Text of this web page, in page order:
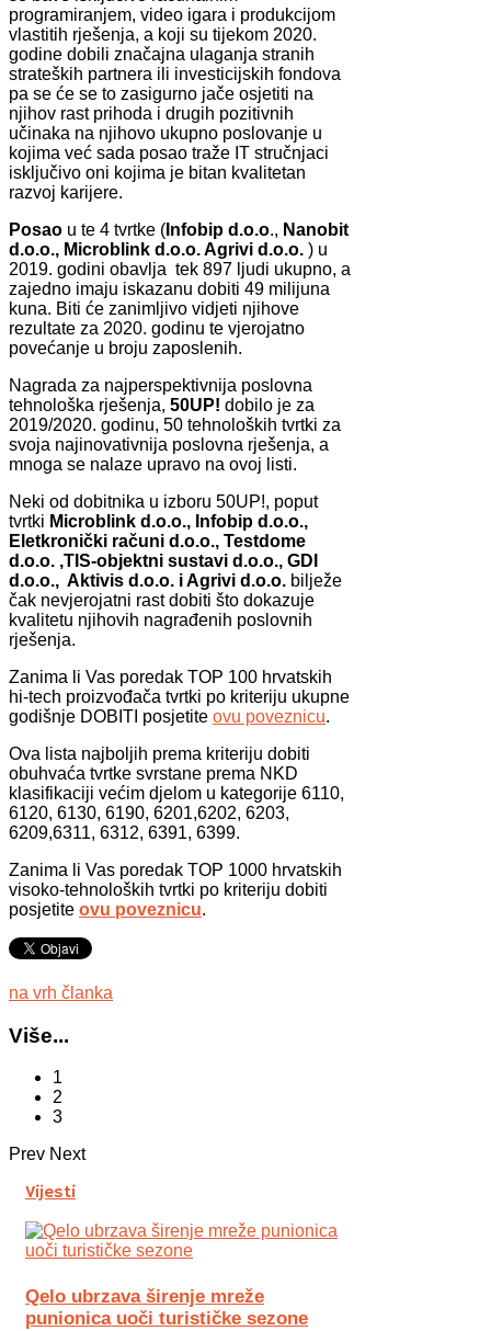
programiranjem, video igara i produkcijom
vlastitih rješenja, a koji su tijekom 2020.
godine dobili značajna ulaganja stranih
strateških partnera ili investicijskih fondova
pa se će se to zasigurno jače osjetiti na
njihov rast prihoda i drugih pozitivnih
učinaka na njihovo ukupno poslovanje u
kojima već sada posao traže IT stručnjaci
isključivo oni kojima je bitan kvalitetan
razvoj karijere.
Posao u te 4 tvrtke ( Infobip d.o.o., Nanobit
d.o.o., Microblink d.o.o. Agrivi d.o.o. ) u
2019. godini obavlja tek 897 ljudi ukupno, a
zajedno imaju iskazanu dobiti 49 milijuna
kuna. Biti će zanimljivo vidjeti njihove
rezultate za 2020. godinu te vjerojatno
povećanje u broju zaposlenih.
Nagrada za najperspektivnija poslovna
tehnološka rješenja, 50UP! dobilo je za
2019/2020. godinu, 50 tehnoloških tvrtki za
svoja najinovativnija poslovna rješenja, a
mnoga se nalaze upravo na ovoj listi.
Neki od dobitnika u izboru 50UP!, poput
tvrtki Microblink d.o.o., Infobip d.o.o.,
Eletkronički računi d.o.o., Testdome
d.o.o. ,TIS-objektni sustavi d.o.o., GDI
d.o.o., Aktivis d.o.o. i Agrivi d.o.o. bilježe
čak nevjerojatni rast dobiti što dokazuje
kvalitetu njihovih nagrađenih poslovnih
rješenja.
Zanima li Vas poredak TOP 100 hrvatskih
hi-tech proizvođača tvrtki po kriteriju ukupne
godišnje DOBITI posjetite ovu poveznicu.
Ova lista najboljih prema kriteriju dobiti
obuhvaća tvrtke svrstane prema NKD
klasifikaciji većim djelom u kategorije 6110,
6120, 6130, 6190, 6201,6202, 6203,
6209,6311, 6312, 6391, 6399.
Zanima li Vas poredak TOP 1000 hrvatskih
visoko-tehnoloških tvrtki po kriteriju dobiti
posjetite ovu poveznicu.
na vrh članka
Više...
1
2
3
Prev Next
Vijesti
Qelo ubrzava širenje mreže
punionica uoči turističke sezone